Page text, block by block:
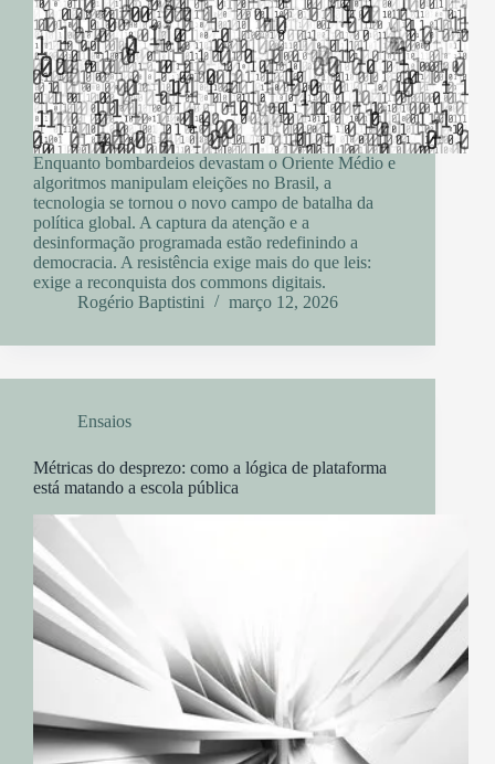
Enquanto bombardeios devastam o Oriente Médio e
algoritmos manipulam eleições no Brasil, a
tecnologia se tornou o novo campo de batalha da
política global. A captura da atenção e a
desinformação programada estão redefinindo a
democracia. A resistência exige mais do que leis:
exige a reconquista dos commons digitais.
Rogério Baptistini
março 12, 2026
Ensaios
Métricas do desprezo: como a lógica de plataforma
está matando a escola pública